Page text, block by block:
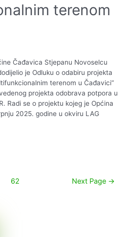
terenom
Čađavica Stjepanu Novoselcu
je Odluku o odabiru projekta
terenom u Čađavici“
projekta odobrava potpora u
Radi se o projektu kojeg je Općina
2025. godine u okviru LAG
62 Next Page →